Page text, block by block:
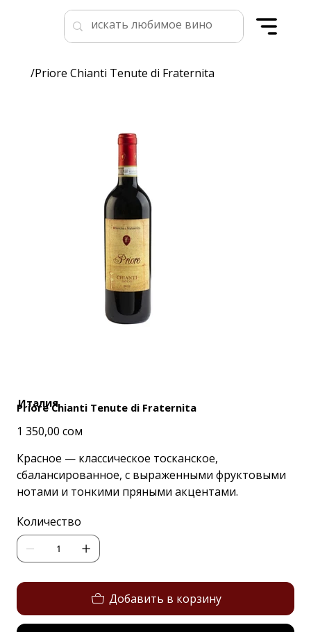
/Priore Chianti Tenute di Fraternita
Priore Chianti Tenute di Fraternita
Цена
1 350,00 сом
Красное — классическое тосканское,
сбалансированное, с выраженными фруктовыми
нотами и тонкими пряными акцентами.
Количество
Добавить в корзину
Италия